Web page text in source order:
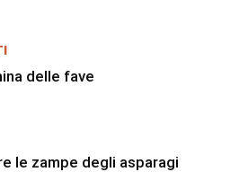
delle fave
le zampe degli asparagi